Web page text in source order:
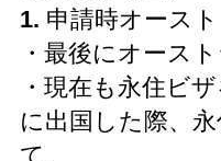
1. 申請時オース
・最後にオース
・現在も永住ビ
に出国した際、
て、